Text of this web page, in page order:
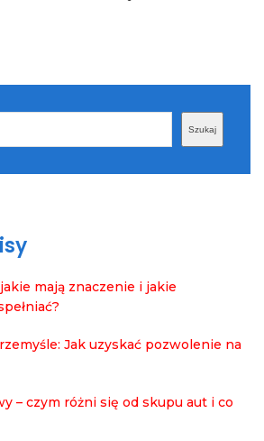
Szukaj
mają znaczenie i jakie
Jak uzyskać pozwolenie na
– czym różni się od skupu aut i co